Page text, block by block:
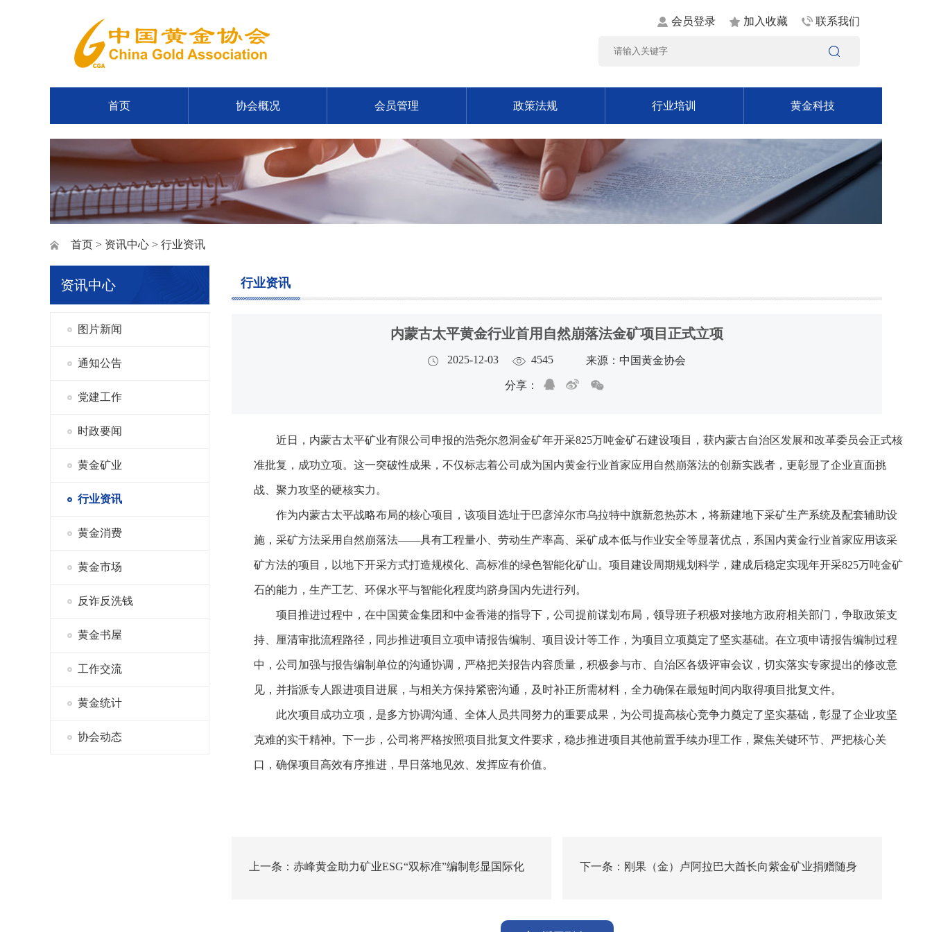
会员登录 加入收藏 联系我们
首页 协会概况 会员管理 政策法规 行业培训 黄金科技
首页 > 资讯中心 > 行业资讯
资讯中心
图片新闻
通知公告
党建工作
时政要闻
黄金矿业
行业资讯
黄金消费
黄金市场
反诈反洗钱
黄金书屋
工作交流
黄金统计
协会动态
行业资讯
内蒙古太平黄金行业首用自然崩落法金矿项目正式立项
2025-12-03 4545 来源：中国黄金协会
分享：
近日，内蒙古太平矿业有限公司申报的浩尧尔忽洞金矿年开采825万吨金矿石建设项目，获内蒙古自治区发展和改革委员会正式核
准批复，成功立项。这一突破性成果，不仅标志着公司成为国内黄金行业首家应用自然崩落法的创新实践者，更彰显了企业直面挑
战、聚力攻坚的硬核实力。
作为内蒙古太平战略布局的核心项目，该项目选址于巴彦淖尔市乌拉特中旗新忽热苏木，将新建地下采矿生产系统及配套辅助设
施，采矿方法采用自然崩落法——具有工程量小、劳动生产率高、采矿成本低与作业安全等显著优点，系国内黄金行业首家应用该采
矿方法的项目，以地下开采方式打造规模化、高标准的绿色智能化矿山。项目建设周期规划科学，建成后稳定实现年开采825万吨金矿
石的能力，生产工艺、环保水平与智能化程度均跻身国内先进行列。
项目推进过程中，在中国黄金集团和中金香港的指导下，公司提前谋划布局，领导班子积极对接地方政府相关部门，争取政策支
持、厘清审批流程路径，同步推进项目立项申请报告编制、项目设计等工作，为项目立项奠定了坚实基础。在立项申请报告编制过程
中，公司加强与报告编制单位的沟通协调，严格把关报告内容质量，积极参与市、自治区各级评审会议，切实落实专家提出的修改意
见，并指派专人跟进项目进展，与相关方保持紧密沟通，及时补正所需材料，全力确保在最短时间内取得项目批复文件。
此次项目成功立项，是多方协调沟通、全体人员共同努力的重要成果，为公司提高核心竞争力奠定了坚实基础，彰显了企业攻坚
克难的实干精神。下一步，公司将严格按照项目批复文件要求，稳步推进项目其他前置手续办理工作，聚焦关键环节、严把核心关
口，确保项目高效有序推进，早日落地见效、发挥应有价值。
上一条：赤峰黄金助力矿业ESG“双标准”编制彰显国际化 下一条：刚果（金）卢阿拉巴大酋长向紫金矿业捐赠随身